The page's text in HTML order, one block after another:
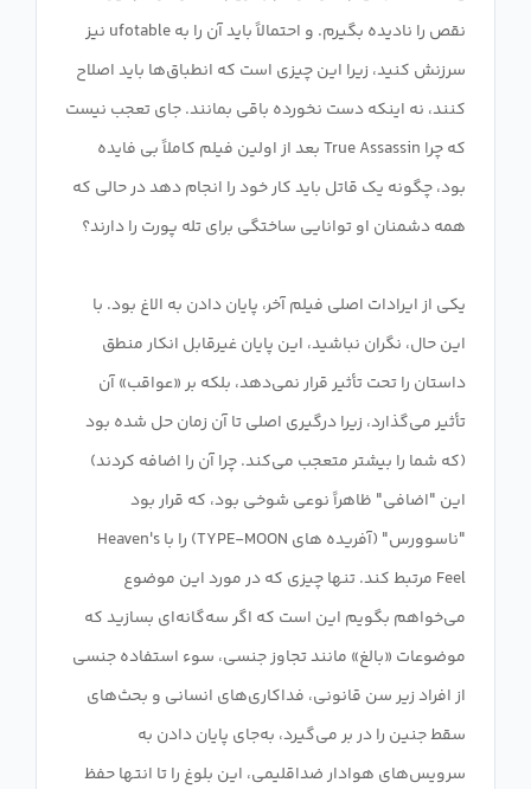
نقص را نادیده بگیرم. و احتمالاً باید آن را به ufotable نیز
سرزنش کنید، زیرا این چیزی است که انطباق‌ها باید اصلاح
کنند، نه اینکه دست نخورده باقی بمانند. جای تعجب نیست
که چرا True Assassin بعد از اولین فیلم کاملاً بی فایده
بود، چگونه یک قاتل باید کار خود را انجام دهد در حالی که
یکی از ایرادات اصلی فیلم آخر، پایان دادن به الاغ بود. با
این حال، نگران نباشید، این پایان غیرقابل انکار منطق
داستان را تحت تأثیر قرار نمی‌دهد، بلکه بر «عواقب» آن
تأثیر می‌گذارد، زیرا درگیری اصلی تا آن زمان حل شده بود
(که شما را بیشتر متعجب می‌کند. چرا آن را اضافه کردند)
این "اضافی" ظاهراً نوعی شوخی بود، که قرار بود
"ناسوورس" (آفریده های TYPE-MOON) را با Heaven's
Feel مرتبط کند. تنها چیزی که در مورد این موضوع
می‌خواهم بگویم این است که اگر سه‌گانه‌ای بسازید که
موضوعات «بالغ» مانند تجاوز جنسی، سوء استفاده جنسی
از افراد زیر سن قانونی، فداکاری‌های انسانی و بحث‌های
سقط جنین را در بر می‌گیرد، به‌جای پایان دادن به
سرویس‌های هوادار ضداقلیمی، این بلوغ را تا انتها حفظ